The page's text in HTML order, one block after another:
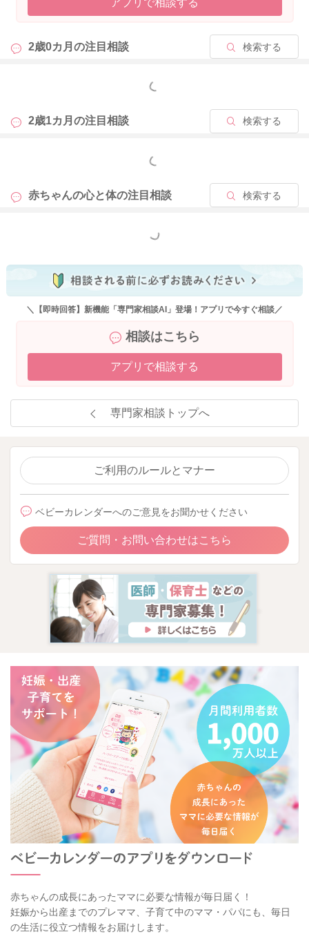
ていけばいいと思いますよ。
アプリで相談する
2歳0カ月の注目相談 検索する
もっと見る
2歳1カ月の注目相談 検索する
もっと見る
赤ちゃんの心と体の注目相談 検索する
もっと見る
＼【即時回答】新機能「専門家相談AI」登場！アプリで今すぐ相談／
相談はこちら
アプリで相談する
専門家相談トップへ
ご利用のルールとマナー
ベビーカレンダーへのご意見をお聞かせください
ご質問・お問い合わせはこちら
赤ちゃんの成長にあったママに必要な情報が毎日届く！
妊娠から出産までのプレママ、子育て中のママ・パパにも、毎日
の生活に役立つ情報をお届けします。